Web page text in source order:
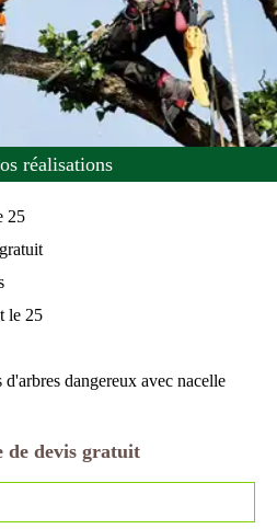
réalisations
25
le 25
dangereux avec nacelle
de devis gratuit